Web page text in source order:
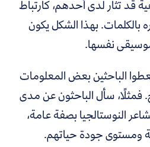
قد تثار لدى أحدهم، كارتباط
بالكلمات. بهذا الشكل يكون
نفسها.
الباحثين بعض المعلومات
فمثلًا، سأل الباحثون عن مدى
النوستالجيا بصفة عامة،
ومستوى جودة حياتهم.